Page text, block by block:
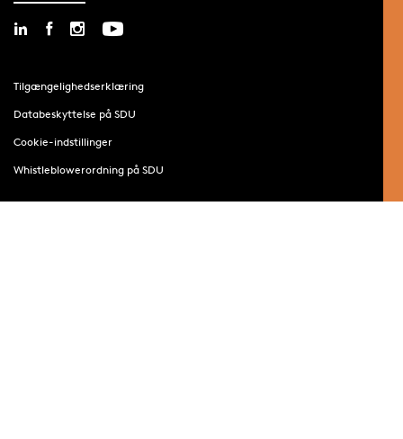
Tilgængelighedserklæring
Databeskyttelse på SDU
Cookie-indstillinger
Whistleblowerordning på SDU